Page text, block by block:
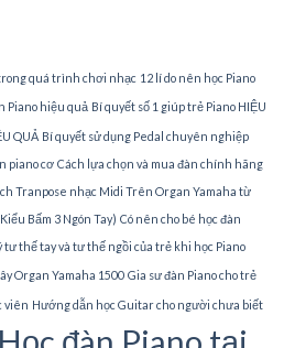
quá trình chơi nhạc 12 lí do nên học Piano
Piano hiệu quả Bí quyết số 1 giúp trẻ Piano HIỆU
QUẢ Bí quyết sử dụng Pedal chuyên nghiệp
piano cơ Cách lựa chọn và mua đàn chính hãng
Tranpose nhạc Midi Trên Organ Yamaha từ
Bấm 3 Ngón Tay) Có nên cho bé học đàn
tư thế tay và tư thế ngồi của trẻ khi học Piano
Organ Yamaha 1500 Gia sư đàn Piano cho trẻ
viên Hướng dẫn học Guitar cho người chưa biết